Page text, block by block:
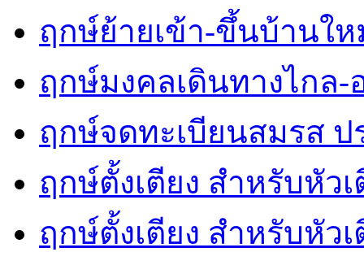
ฤกษ์ย้ายเข้า-ขึ้นบ้านให
ฤกษ์มงคลเดินทางไกล-
ฤกษ์จดทะเบียนสมรส ป
ฤกษ์ตั้งเตียง สำหรับหัว
ฤกษ์ตั้งเตียง สำหรับหัว